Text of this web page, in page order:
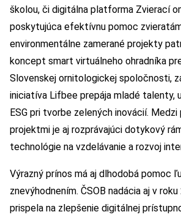
školou, či digitálna platforma Zvierací
poskytujúca efektívnu pomoc
environmentálne zamerané projekty
koncept smart virtuálneho ohradníka
Slovenskej ornitologickej spoločnosti,
iniciatíva Lifbee prepája mladé talenty,
ESG pri tvorbe zelených inovácií.
projektmi je aj rozprávajúci dotykový
technológie na vzdelávanie a rozvoj
Výrazný prínos má aj dlhodobá pomoc
znevýhodnením. ČSOB nadácia aj v
prispela na zlepšenie digitálnej